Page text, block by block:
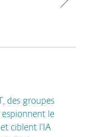
des groupes
espionnent le
ciblent l’IA